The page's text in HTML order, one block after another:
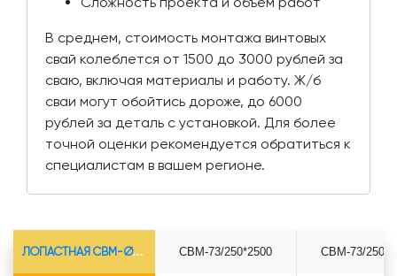
В среднем, стоимость монтажа винтовых
свай колеблется от 1500 до 3000 рублей за
сваю, включая материалы и работу. Ж/б
сваи могут обойтись дороже, до 6000
рублей за деталь с установкой. Для более
точной оценки рекомендуется обратиться к
специалистам в вашем регионе.
ЛОПАСТНАЯ СВМ-Ø73*5.5 СВМ-73/250*2500 СВМ-73/